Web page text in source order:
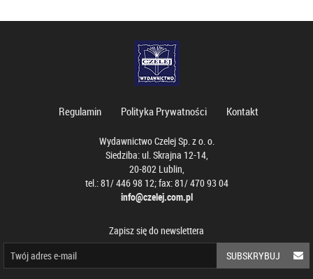
Regulamin Polityka Prywatności Kontakt
Wydawnictwo Czelej Sp. z o. o.
Siedziba: ul. Skrajna 12-14,
20-802 Lublin,
tel.: 81/ 446 98 12; fax: 81/ 470 93 04
info@czelej.com.pl
Zapisz się do newslettera
SUBSKRYBUJ